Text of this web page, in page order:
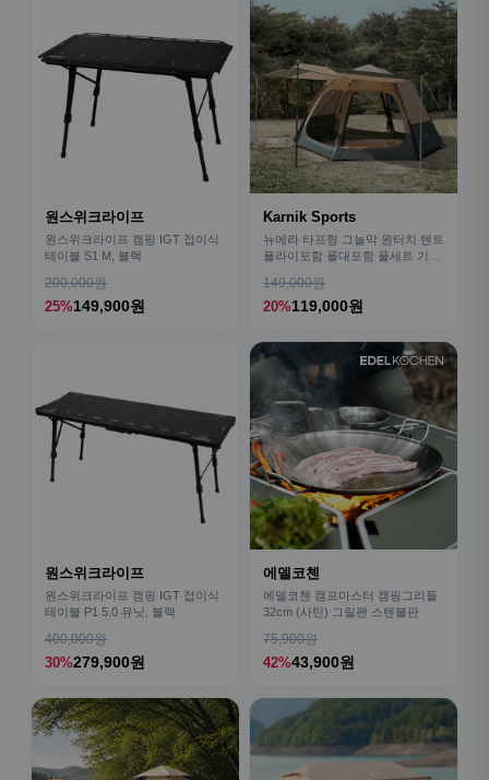
원스위크라이프
원스위크라이프 캠핑 IGT 접이식
테이블 S1 M, 블랙
200,000원
25%149,900원
Karnik Sports
뉴에라 타프형 그늘막 원터치 텐트
플라이포함 폴대포함 풀세트 기본
149,000원
20%119,000원
원스위크라이프
원스위크라이프 캠핑 IGT 접이식
테이블 P1 5.0 유닛, 블랙
400,000원
30%279,900원
에델코첸
에델코첸 캠프마스터 캠핑그리들
32cm (사틴) 그릴팬 스텐불판
75,900원
42%43,900원